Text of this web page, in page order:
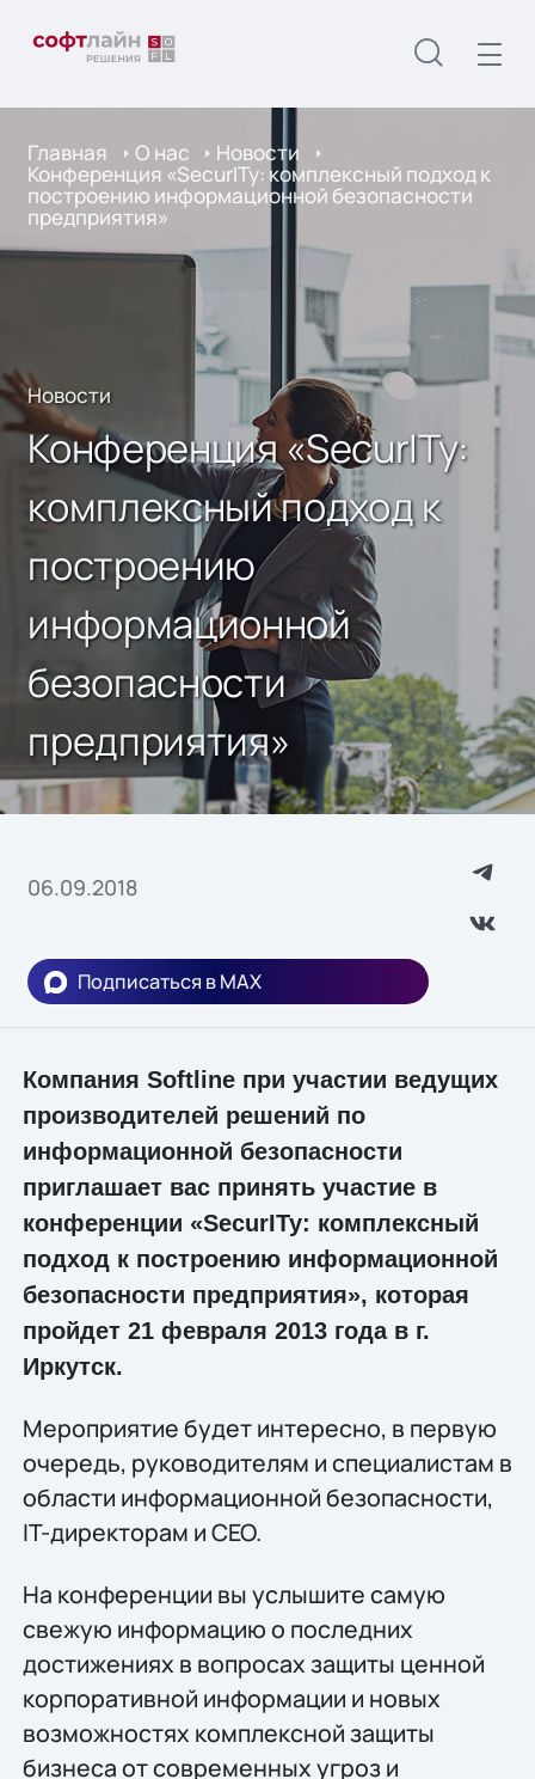
Главная О нас Новости
Конференция «SecurITy: комплексный подход к
построению информационной безопасности
предприятия»
Новости
Конференция «SecurITy:
комплексный подход к
построению
информационной
безопасности
предприятия»
06.09.2018
Подписаться в MAX
Компания Softline при участии ведущих
производителей решений по
информационной безопасности
приглашает вас принять участие в
конференции «SecurITy: комплексный
подход к построению информационной
безопасности предприятия», которая
пройдет 21 февраля 2013 года в г.
Иркутск.
Мероприятие будет интересно, в первую
очередь, руководителям и специалистам в
области информационной безопасности,
IT-директорам и CEO.
На конференции вы услышите самую
свежую информацию о последних
достижениях в вопросах защиты ценной
корпоративной информации и новых
возможностях комплексной защиты
бизнеса от современных угроз и